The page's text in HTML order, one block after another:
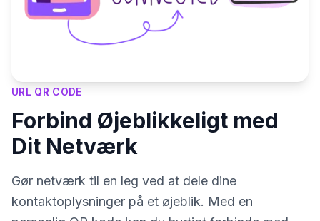
URL QR CODE
Forbind Øjeblikkeligt med
Dit Netværk
Gør netværk til en leg ved at dele dine
kontaktoplysninger på et øjeblik. Med en